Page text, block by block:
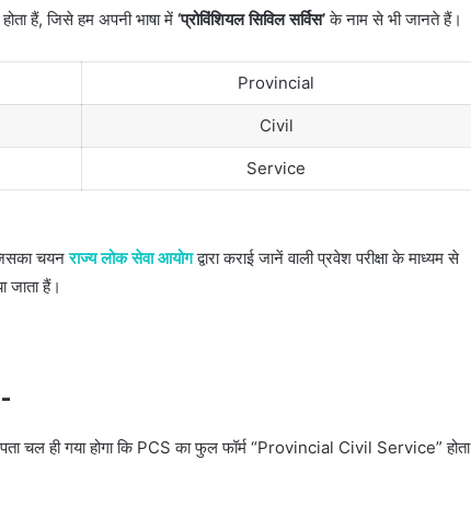
होता हैं, जिसे हम अपनी भाषा में ‘प्रोविंशियल सिविल सर्विस’के नाम से भी जानते हैं।
Provincial
Civil
Service
चयनराज्य लोक सेवा आयोग द्वारा कराई जानें वाली प्रवेश परीक्षा के माध्यम से
जाता हैं।
चल ही गया होगा कि PCS का फुल फॉर्म “Provincial Civil Service” होता